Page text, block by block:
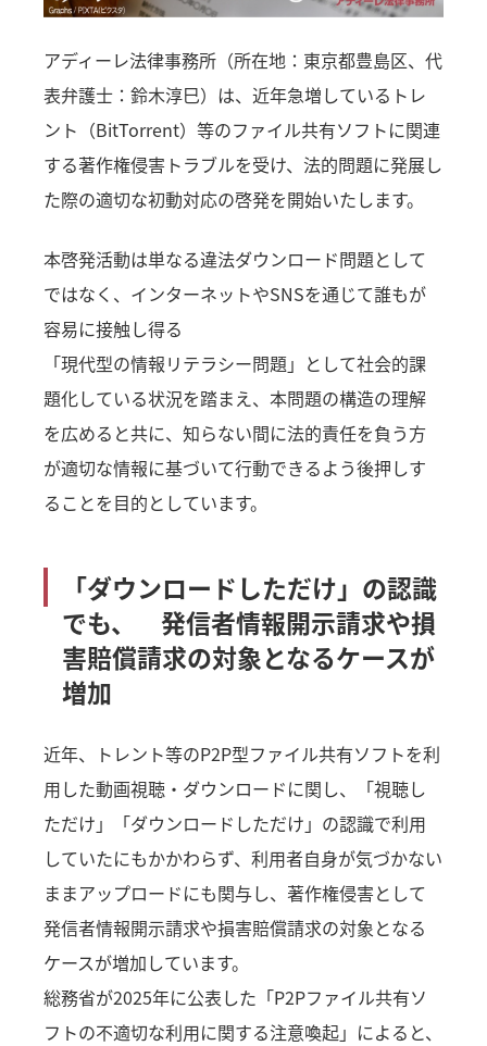
アディーレ法律事務所（所在地：東京都豊島区、代
表弁護士：鈴木淳巳）は、近年急増しているトレ
ント（BitTorrent）等のファイル共有ソフトに関連
する著作権侵害トラブルを受け、法的問題に発展し
た際の適切な初動対応の啓発を開始いたします。
本啓発活動は単なる違法ダウンロード問題として
ではなく、インターネットやSNSを通じて誰もが
容易に接触し得る
「現代型の情報リテラシー問題」として社会的課
題化している状況を踏まえ、本問題の構造の理解
を広めると共に、知らない間に法的責任を負う方
が適切な情報に基づいて行動できるよう後押しす
ることを目的としています。
「ダウンロードしただけ」の認識
でも、
発信者情報開示請求や損
害賠償請求の対象となるケースが
増加
近年、トレント等のP2P型ファイル共有ソフトを利
用した動画視聴・ダウンロードに関し、「視聴し
ただけ」「ダウンロードしただけ」の認識で利用
していたにもかかわらず、利用者自身が気づかない
ままアップロードにも関与し、著作権侵害として
発信者情報開示請求や損害賠償請求の対象となる
ケースが増加しています。
総務省が2025年に公表した「P2Pファイル共有ソ
フトの不適切な利用に関する注意喚起」によると、